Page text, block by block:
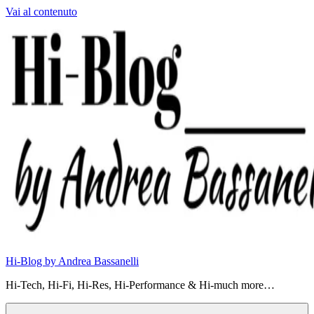
Vai al contenuto
Hi-Blog by Andrea Bassanelli
Hi-Tech, Hi-Fi, Hi-Res, Hi-Performance & Hi-much more…